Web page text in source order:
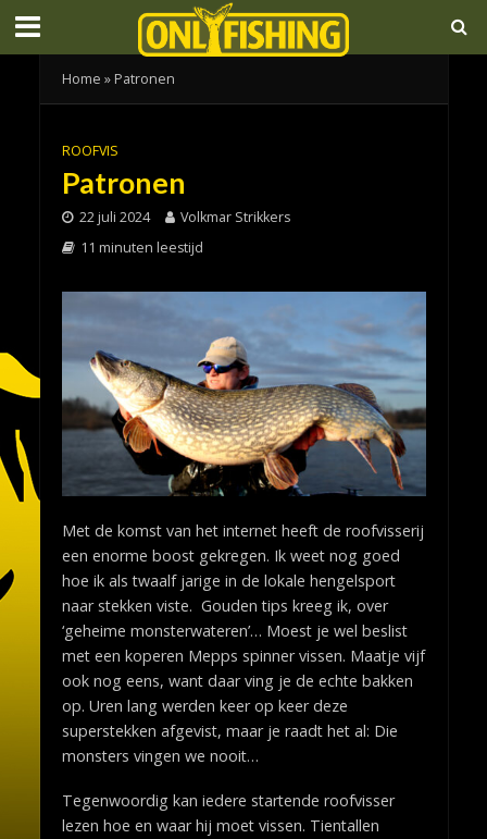
Home » Patronen
ROOFVIS
Patronen
22 juli 2024
Volkmar Strikkers
11 minuten leestijd
Met de komst van het internet heeft de roofvisserij
een enorme boost gekregen. Ik weet nog goed
hoe ik als twaalf jarige in de lokale hengelsport
naar stekken viste. Gouden tips kreeg ik, over
‘geheime monsterwateren’… Moest je wel beslist
met een koperen Mepps spinner vissen. Maatje vijf
ook nog eens, want daar ving je de echte bakken
op. Uren lang werden keer op keer deze
superstekken afgevist, maar je raadt het al: Die
monsters vingen we nooit…
Tegenwoordig kan iedere startende roofvisser
lezen hoe en waar hij moet vissen. Tientallen